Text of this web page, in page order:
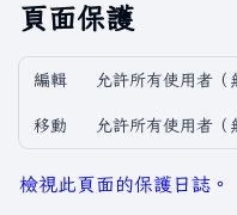
頁面保護
編輯 允許所有使用者​（
移動 允許所有使用者​（
檢視此頁面的保護日誌。